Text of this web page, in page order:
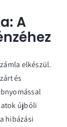
A
elkészül.
és
újbóli
hibázási